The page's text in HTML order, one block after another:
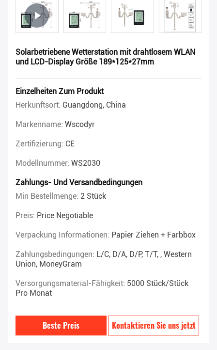
Solarbetriebene Wetterstation mit drahtlosem WLAN
und LCD-Display Größe 189*125*27mm
Einzelheiten Zum Produkt
Herkunftsort: Guangdong, China
Markenname: Wscodyr
Zertifizierung: CE
Modellnummer: WS2030
Zahlungs- Und Versandbedingungen
Min Bestellmenge: 2 Stück
Preis: Price Negotiable
Verpackung Informationen: Papier Ziehen + Farbbox
Zahlungsbedingungen: L/C, D/A, D/P, T/T, , Western
Union, MoneyGram
Versorgungsmaterial-Fähigkeit: 5000 Stück/Stück
Pro Monat
Beste Preis Kontaktieren Sie uns jetzt